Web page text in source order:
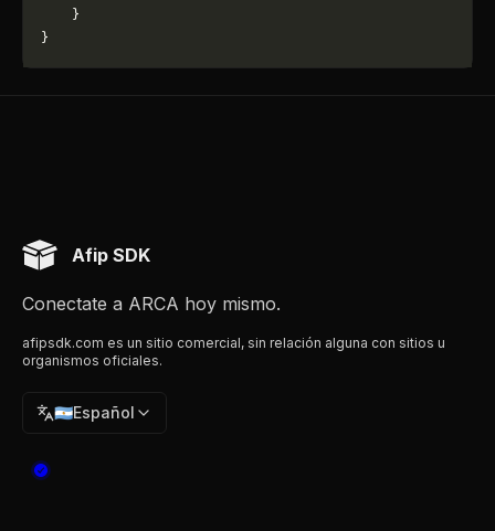
    }
}
Afip SDK
Conectate a ARCA hoy mismo.
afipsdk.com es un sitio comercial, sin relación alguna con sitios u
organismos oficiales.
🇦🇷Español